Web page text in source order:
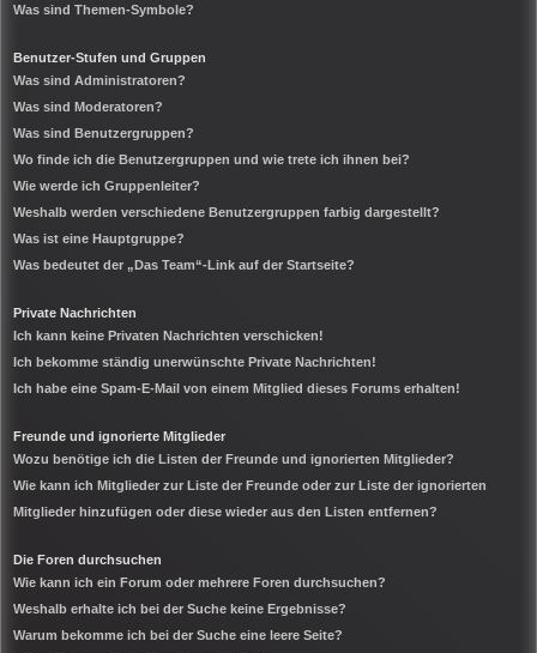
Was sind Themen-Symbole?
Benutzer-Stufen und Gruppen
Was sind Administratoren?
Was sind Moderatoren?
Was sind Benutzergruppen?
Wo finde ich die Benutzergruppen und wie trete ich ihnen bei?
Wie werde ich Gruppenleiter?
Weshalb werden verschiedene Benutzergruppen farbig dargestellt?
Was ist eine Hauptgruppe?
Was bedeutet der „Das Team“-Link auf der Startseite?
Private Nachrichten
Ich kann keine Privaten Nachrichten verschicken!
Ich bekomme ständig unerwünschte Private Nachrichten!
Ich habe eine Spam-E-Mail von einem Mitglied dieses Forums erhalten!
Freunde und ignorierte Mitglieder
Wozu benötige ich die Listen der Freunde und ignorierten Mitglieder?
Wie kann ich Mitglieder zur Liste der Freunde oder zur Liste der ignorierten
Mitglieder hinzufügen oder diese wieder aus den Listen entfernen?
Die Foren durchsuchen
Wie kann ich ein Forum oder mehrere Foren durchsuchen?
Weshalb erhalte ich bei der Suche keine Ergebnisse?
Warum bekomme ich bei der Suche eine leere Seite?